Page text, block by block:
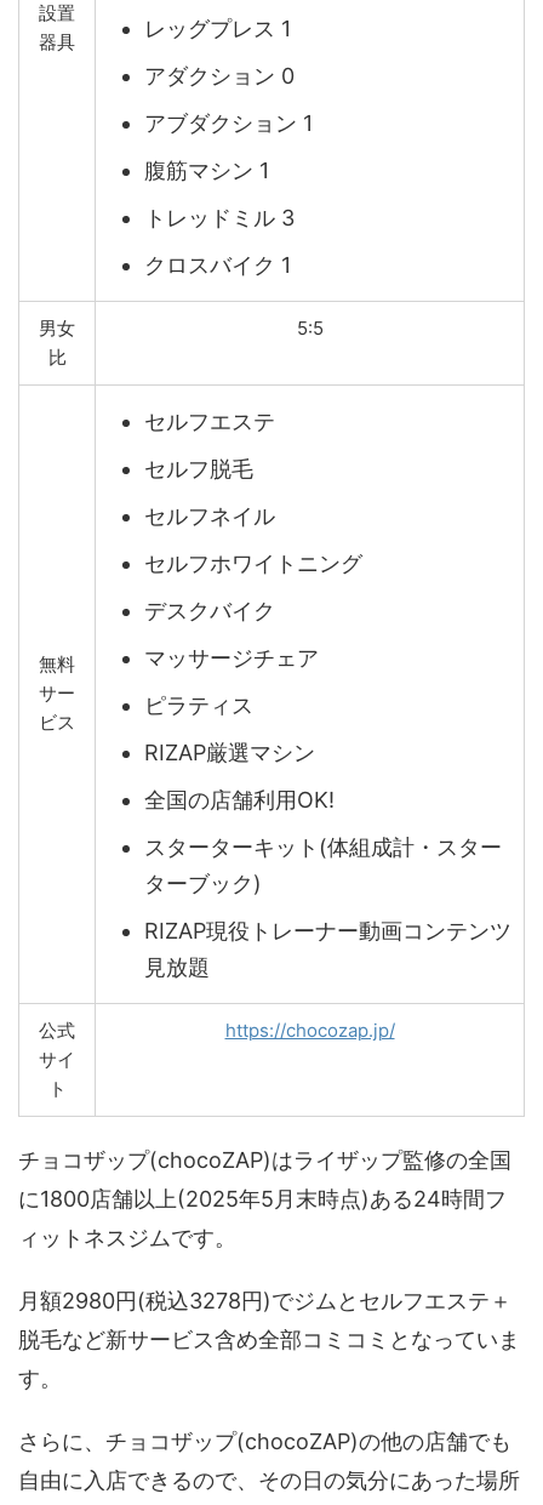
設置
器具
レッグプレス 1
アダクション 0
アブダクション 1
腹筋マシン 1
トレッドミル 3
クロスバイク 1
男女
比
5:5
無料
サー
ビス
セルフエステ
セルフ脱毛
セルフネイル
セルフホワイトニング
デスクバイク
マッサージチェア
ピラティス
RIZAP厳選マシン
全国の店舗利用OK!
スターターキット(体組成計・スター
ターブック)
RIZAP現役トレーナー動画コンテンツ
見放題
公式
サイ
ト
https://chocozap.jp/
チョコザップ(chocoZAP)はライザップ監修の全国
に1800店舗以上(2025年5月末時点)ある24時間フ
ィットネスジムです。
月額2980円(税込3278円)でジムとセルフエステ＋
脱毛など新サービス含め全部コミコミとなっていま
す。
さらに、チョコザップ(chocoZAP)の他の店舗でも
自由に入店できるので、その日の気分にあった場所